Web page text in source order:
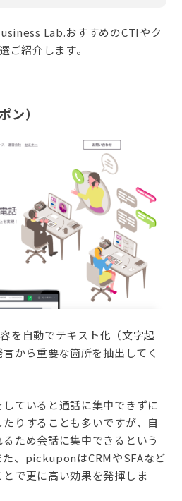
Lab.おすすめのCTIやク
ご紹介します。
）
を自動でテキスト化（文字起
から重要な箇所を抽出してく
ていると通話に集中できずに
りすることも多いですが、自
ため会話に集中できるという
た、pickuponはCRMやSFAなど
で更に高い効果を発揮しま